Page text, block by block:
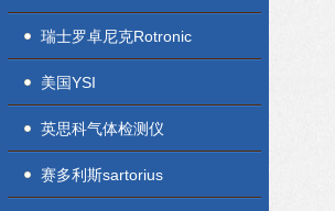
瑞士罗卓尼克Rotronic
美国YSI
英思科气体检测仪
赛多利斯sartorius